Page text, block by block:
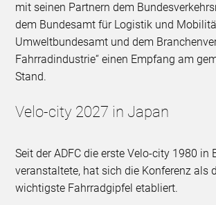
mit seinen Partnern dem
dem Bundesamt für Logistik und
Umweltbundesamt und dem
Fahrradindustrie“ einen Empfang am
Stand.
Velo-city 2027 in Japan
Seit der ADFC die erste Velo-city 1980 in
veranstaltete, hat sich die Konferenz als
wichtigste Fahrradgipfel etabliert.